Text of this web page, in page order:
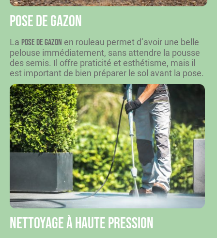
Pose de gazon
La pose de gazon en rouleau permet d’avoir une belle
pelouse immédiatement, sans attendre la pousse
des semis. Il offre praticité et esthétisme, mais il
est important de bien préparer le sol avant la pose.
Nettoyage à haute pression